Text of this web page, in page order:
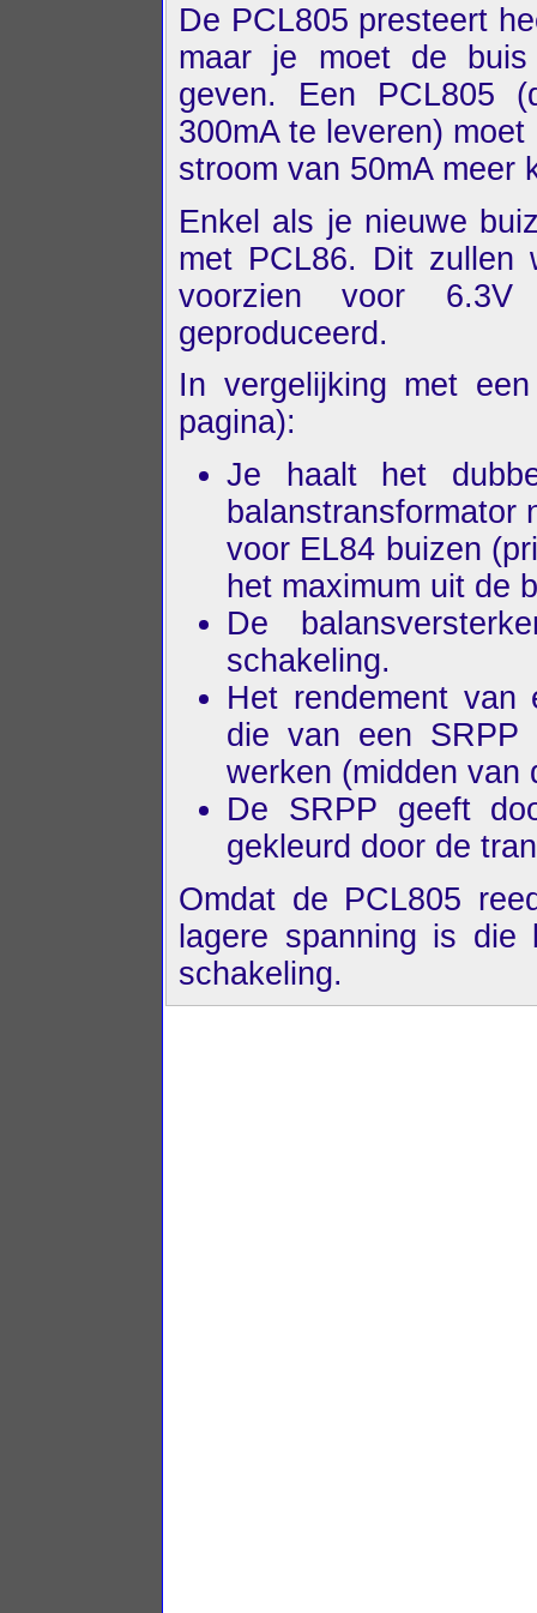
De PCL805 presteert
maar je moet de buis
geven. Een PCL805
300mA te leveren)
stroom van 50mA meer
Enkel als je nieuwe
met PCL86. Dit zullen
voorzien voor
geproduceerd.
In vergelijking met
pagina):
Je haalt het
balanstransformator
voor EL84 buizen
het maximum uit de
De
schakeling.
Het rendement van
die van een SRPP
werken (midden van
De SRPP geeft
gekleurd door de
Omdat de PCL805
lagere spanning is
schakeling.